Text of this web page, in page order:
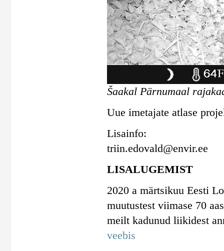
Šaakal Pärnumaal
Uue imetajate atlase
Lisainfo:
triin.edovald@envir.ee
LISALUGEMIST
2020 a märtsikuu Eesti
muutustest viimase 70
meilt kadunud liikidest
veebis